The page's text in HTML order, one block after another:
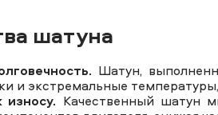
шатуна
Шатун,
и экстремальные
износу. Качественный шатун